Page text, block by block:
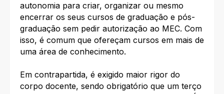
autonomia para criar, organizar ou mesmo
encerrar os seus cursos de graduação e pós-
graduação sem pedir autorização ao MEC. Com
isso, é comum que ofereçam cursos em mais de
uma área de conhecimento.
Em contrapartida, é exigido maior rigor do
corpo docente, sendo obrigatório que um terço